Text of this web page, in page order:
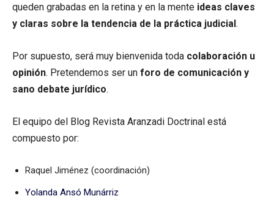
queden grabadas en la retina y en la mente ideas claves
y claras sobre la tendencia de la práctica judicial.
Por supuesto, será muy bienvenida toda colaboración u
opinión. Pretendemos ser un foro de comunicación y
sano debate jurídico.
El equipo del Blog Revista Aranzadi Doctrinal está
compuesto por:
Raquel Jiménez (coordinación)
Yolanda Ansó Munárriz